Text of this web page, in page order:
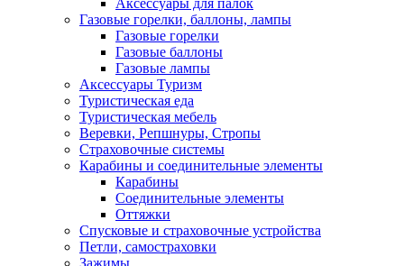
Аксессуары для палок
Газовые горелки, баллоны, лампы
Газовые горелки
Газовые баллоны
Газовые лампы
Аксессуары Туризм
Туристическая еда
Туристическая мебель
Веревки, Репшнуры, Стропы
Страховочные системы
Карабины и соединительные элементы
Карабины
Соединительные элементы
Оттяжки
Спусковые и страховочные устройства
Петли, самостраховки